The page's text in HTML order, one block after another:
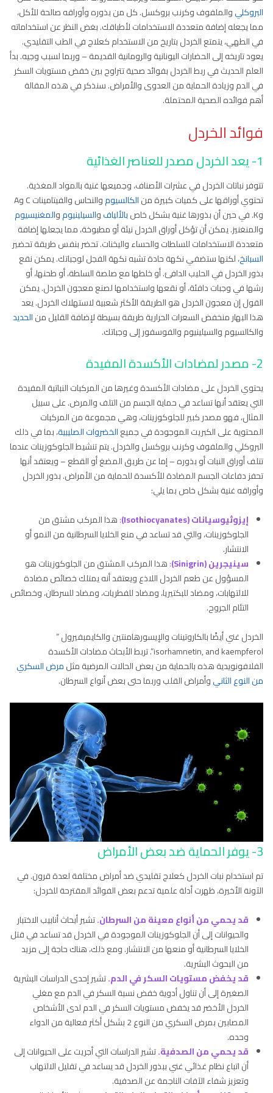
البروكليوالملفوف وكرنب بروكسل. كل من بذوره وأوراقه صالحة للأكل،
مما يجعله إضافة متعددة الاستخدامات لأطباقك. بغض النظر عن استخداماته
في الطهي، يتمتع الخردل بتاريخ من الاستخدام كعلاج في الطب التقليدي.
يعود تاريخه إلى الحضارات اليونانية والرومانية القديمة – وربما لسبب وجيه. بدأ
العلم الحديث في ربط الخردل بفوائد صحية تتراوح بين خفض مستويات السكر
في الدم وزيادة الحماية من العدوى والأمراض. سنذكر في هذه المقالة
أهم فوائده الصحية المحتملة.
فوائد الخردل
1- يعد الخردل مصدر للعناصر الغذائية
تتوفر نباتات الخردل في عشرات الأصناف، وجميعها غنية بالمواد المغذية.
تحتوي أوراقها على كميات كبيرة منالكالسيوم
والنحاس والفيتامينات C وA
وK. في حين أن بذورها غنية بشكل خاص
بالأليافوالسيلينيوموالمغنيسيوم
والمنغنيز. يمكن أن تؤكل أوراق الخردل نيئة أو مطبوخة، مما يجعلها إضافة
متعددة الاستخدامات للسلطات والحساء واليخنات. تحضر بنفس طريقة تحضير
السبانخ، لكنها ستضفي نكهة حادة تشبه نكهة الفجل لوجباتك. يمكن نقع
بذور الخردل في الحليب الدافئ. أو خلطها مع صلصة السلطة، أو طحنها، أو
رشها في وجبات دافئة، أو نقعها واستخدامها لصنع معجون الخردل. يمكن
القول إن معجون الخردل هو الطريقة الأكثر شعبية لاستهلاك الخردل. يعد
هذا البهار منخفض السعرات الحرارية طريقة بسيطة لإضافة القليل منالحديد
والكالسيوم والسيلينيوم والفوسفور إلى وجباتك.
2- مصدر لمضادات الأكسدة المفيدة
يحتوي الخردل على مضادات الأكسدة وغيرها من المركبات النباتية المفيدة
التي يعتقد أنها تساعد في حماية الجسم من التلف والمرض. على سبيل
المثال، فهو مصدر كبير للجلوكوزينات، وهي مجموعة من المركبات
المحتوية على الكبريت الموجودة في جميعالخضروات الصليبية، بما في ذلك
البروكلي والملفوف وكرنب بروكسل والخردل. يتم تنشيط الجلوكوزينات عندما
تتلف أوراق النبات أو بذوره – إما عن طريق المضغ أو القطع – ويعتقد أنها
تحفز دفاعات الجسم المضادة للأكسدة للحماية من الأمراض. بذور الخردل
وأوراقه غنية بشكل خاص بما يلي:
إيزوثيوسيانات (Isothiocyanates)
:هذا المركب مشتق من
الجلوكوزينات، والتي قد تساعد في منع الخلايا السرطانية من النمو أو
الانتشار.
سينيجرين (Sinigrin)
:هذا المركب المشتق من الجلوكوزينات هو
المسؤول عن طعم الخردل اللاذع ويعتقد أنه يمتلك خصائص مضادة
للالتهابات، ومضاد للبكتيريا، ومضاد للفطريات، ومضاد للسرطان، وخصائص
التئام الجروح.
الخردل غني أيضًا بالكاروتينات والإيسورهامنتين والكايمبفيرول ”
isorhamnetin, and kaempferol”. تربط الأبحاث مضادات الأكسدة
الفلافونويدية هذه بالحماية من بعض الحالات المرضية مثلمرض السكري
من النوع الثانيوأمراض القلب وربما حتى بعض أنواع السرطان.
3- يوفر الحماية ضد بعض الأمراض
تم استخدام نبات الخردل كعلاج تقليدي ضد أمراض مختلفة لعدة قرون. في
الآونة الأخيرة، ظهرت أدلة علمية تدعم بعض الفوائد المقترحة للخردل:
قد يحمي من أنواع معينة من السرطان.تشير أبحاث أنابيب الاختبار
والحيوانات إلى أن الجلوكوزينات الموجودة في الخردل قد تساعد في قتل
الخلايا السرطانية أو منعها من الانتشار. ومع ذلك، هناك حاجة إلى مزيد
من البحوث البشرية.
قد يخفض مستويات السكر في الدم.تشير إحدى الدراسات البشرية
الصغيرة إلى أن تناول أدوية خفض نسبة السكر في الدم مع مغلي
الخردل الأخضر قد يخفض مستويات السكر في الدم لدى الأشخاص
المصابين بمرض السكري من النوع 2 بشكل أكثر فعالية من الدواء
وحده.
قد يحمي من الصدفية.تشير الدراسات التي أجريت على الحيوانات إلى
أن اتباع نظام غذائي غني ببذور الخردل قد يساعد في تقليل الالتهاب
وتعزيز شفاء الآفات الناجمة عن الصدفية.